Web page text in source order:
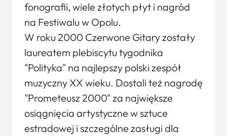
fonografii, wiele złotych płyt i nagród
na Festiwalu w Opolu.
W roku 2000 Czerwone Gitary zostały
laureatem plebiscytu tygodnika
"Polityka" na najlepszy polski zespół
muzyczny XX wieku. Dostali też nagrodę
"Prometeusz 2000" za największe
osiągnięcia artystyczne w sztuce
estradowej i szczególne zasługi dla